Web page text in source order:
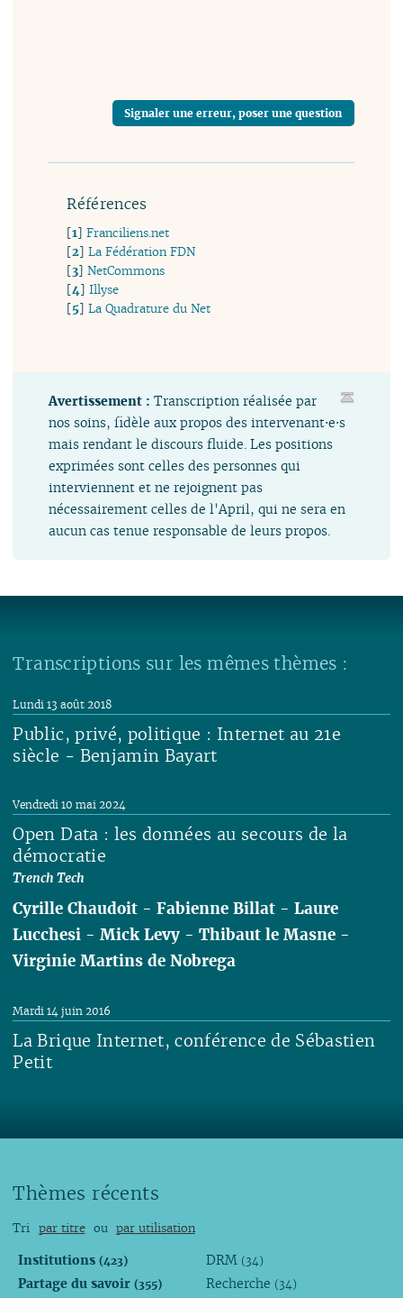
Signaler une erreur, poser une question
Références
[1]Franciliens.net
[2]La Fédération FDN
[3]NetCommons
[4]Illyse
[5]La Quadrature du Net
Avertissement :Transcription réalisée par
nos soins, fidèle aux propos des intervenant⋅e⋅s
mais rendant le discours fluide. Les positions
exprimées sont celles des personnes qui
interviennent et ne rejoignent pas
nécessairement celles de l'April, qui ne sera en
aucun cas tenue responsable de leurs propos.
Transcriptions sur les mêmes thèmes :
Public, privé, politique : Internet au 21e
siècle - Benjamin Bayart
Lundi 13 août 2018
Open Data : les données au secours de la
démocratie
Trench Tech
Vendredi 10 mai 2024
Cyrille Chaudoit -Fabienne Billat -Laure
Lucchesi -Mick Levy -Thibaut le Masne -
Virginie Martins de Nobrega
Lire
La Brique Internet, conférence de Sébastien
Petit
Mardi 14 juin 2016
Thèmes récents
Tri par titre ou par utilisation
Institutions (423)
Partage du savoir (355)
DRM (34)
Recherche (34)